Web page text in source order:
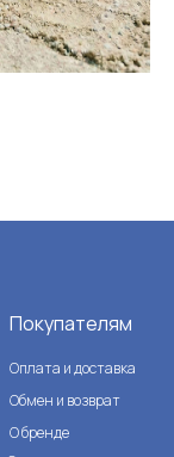
Покупателям
Оплата и доставка
О бренде
Обмен и возврат